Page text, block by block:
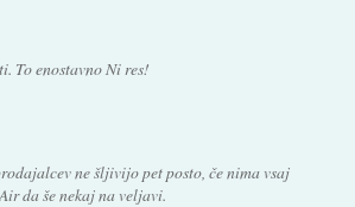
To enostavno Ni res!
ne šljivijo pet posto, če nima vsaj
da še nekaj na veljavi.